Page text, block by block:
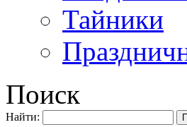
Тайники
Поиск
Найти: